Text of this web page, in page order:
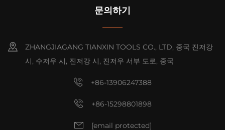
문의하기
ZHANGJIAGANG TIANXIN TOOLS CO., LTD, 중국 진저강
시, 수저우 시, 진저강 시, 진저우 서부 도로, 중국
+86-13906247388
+86-15298801898
[email protected]